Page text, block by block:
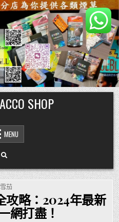
SHOP
MENU
POSTED
雪茄
攻略：2024年最新
網打盡！